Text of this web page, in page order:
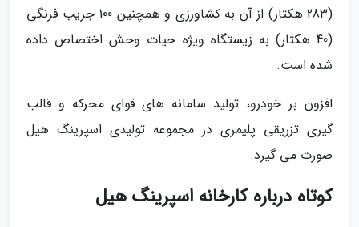
(283 هکتار) از آن به کشاورزی و همچنین 100 جریب فرنگی
(40 هکتار) به زیستگاه ویژه حیات وحش اختصاص داده
شده است.
افزون بر خودرو، تولید سامانه های قوای محرکه و قالب
گیری تزریقی پلیمری در مجموعه تولیدی اسپرینگ هیل
صورت می گیرد.
کوتاه درباره کارخانه اسپرینگ هیل